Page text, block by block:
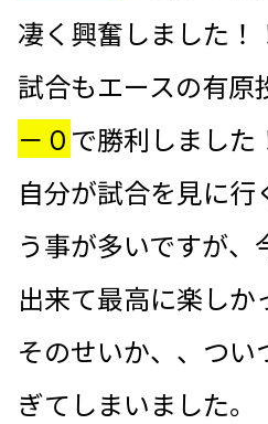
凄く興奮しました！
試合もエースの有原
－０ で勝利しました
自分が試合を見に行
う事が多いですが
出来て最高に楽しか
そのせいか、、つ
ぎてしまいました。